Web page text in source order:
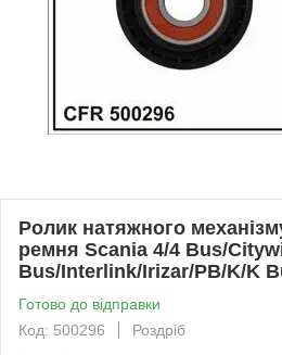
Ролик натяжного
ремня Scania 4/4 Bus/
Bus/Interlink/Irizar/PB/K/K
Готово до відправки
Код: 500296
Роздріб